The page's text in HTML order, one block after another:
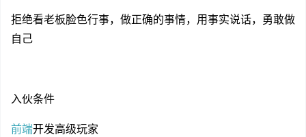
拒绝看老板脸色行事，做正确的事情，用事实说话，勇敢做
自己
入伙条件
前端开发高级玩家